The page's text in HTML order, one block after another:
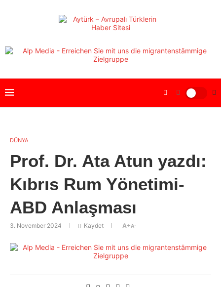
DÜNYA
Prof. Dr. Ata Atun yazdı:
Kıbrıs Rum Yönetimi-
ABD Anlaşması
3. November 2024 Kaydet A+A-